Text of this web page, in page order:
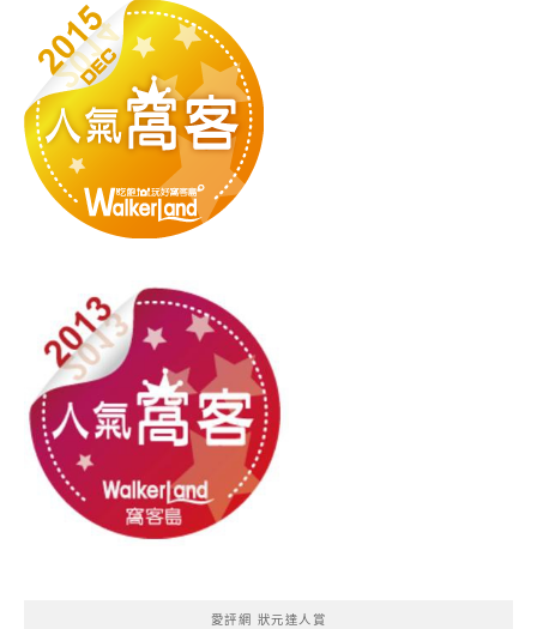
愛評網 狀元達人賞